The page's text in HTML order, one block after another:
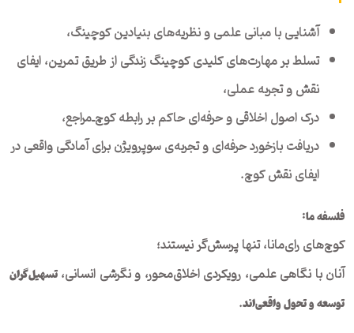
آشنایی با مبانی علمی و نظریه‌های بنیادین کوچینگ،
تسلط بر مهارت‌های کلیدی کوچینگ زندگی از طریق تمرین، ایفای
نقش و تجربه عملی،
درک اصول اخلاقی و حرفه‌ای حاکم بر رابطه کوچ‌ـ‌مراجع،
دریافت بازخورد حرفه‌ای و تجربه‌ی سوپرویژن برای آمادگی واقعی در
ایفای نقش کوچ.
فلسفه ما:
کوچ‌های رای‌مانا، تنها پرسش‌گر نیستند؛
آنان با نگاهی علمی، رویکردی اخلاق‌محور، و نگرشی انسانی، تسهیل‌گران
توسعه و تحول واقعی‌اند.